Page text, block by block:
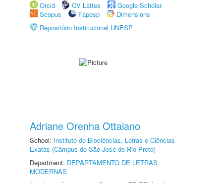
Orcid
CV Lattes
Google Scholar
Scopus
Fapesp
Dimensions
Repositório Institucional UNESP
Adriane Orenha Ottaiano
School: Instituto de Biociências, Letras e Ciências
Exatas (Câmpus de São José do Rio Preto)
Department: DEPARTAMENTO DE LETRAS
MODERNAS